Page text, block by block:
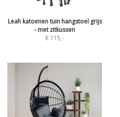
Leah katoenen tuin hangstoel grijs
- met zitkussen
€ 115,-